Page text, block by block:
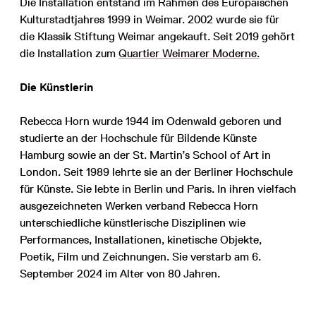
Kulturstadtjahres 1999 in Weimar. 2002 wurde sie für
die Klassik Stiftung Weimar angekauft. Seit 2019 gehört
die Installation zum Quartier Weimarer Moderne.
Die Künstlerin
Rebecca Horn wurde 1944 im Odenwald geboren und
studierte an der Hochschule für Bildende Künste
Hamburg sowie an der St. Martin’s School of Art in
London. Seit 1989 lehrte sie an der Berliner Hochschule
für Künste. Sie lebte in Berlin und Paris. In ihren vielfach
ausgezeichneten Werken verband Rebecca Horn
unterschiedliche künstlerische Disziplinen wie
Performances, Installationen, kinetische Objekte,
Poetik, Film und Zeichnungen. Sie verstarb am 6.
September 2024 im Alter von 80 Jahren.